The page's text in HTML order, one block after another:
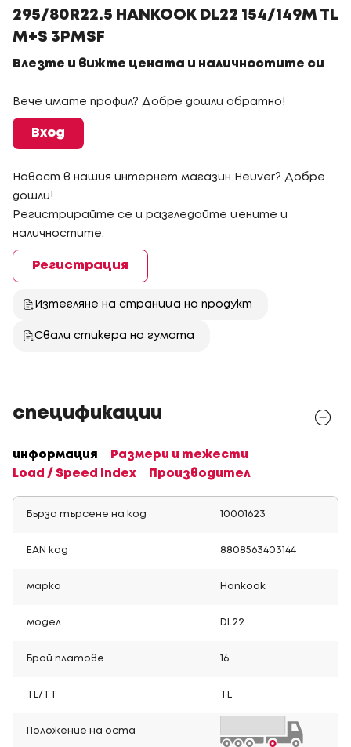
295/80R22.5 HANKOOK DL22 154/149M TL
M+S 3PMSF
Влезте и вижте цената и наличностите си
Вече имате профил? Добре дошли обратно!
Вход
Новост в нашия интернет магазин Heuver? Добре
дошли!
Регистрирайте се и разгледайте цените и
наличностите.
Регистрация
Изтегляне на страница на продукт
Свали стикера на гумата
спецификации
информация
Размери и тежести
Load / Speed Index
Производител
Бързо търсене на код 10001623
EAN код 8808563403144
марка Hankook
модел DL22
Брой платове 16
TL/TT
Положение на оста